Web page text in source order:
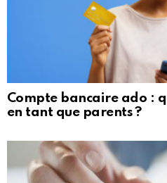
Compte bancaire ado :
en tant que parents ?